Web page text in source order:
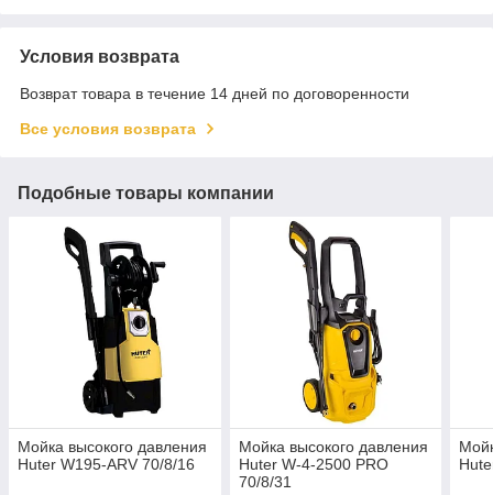
Условия возврата
Возврат товара в течение 14 дней по договоренности
Все условия возврата
Подобные товары компании
Мойка высокого давления
Huter W195-ARV 70/8/16
Мойка высокого давления
Huter W-4-2500 PRO
70/8/31